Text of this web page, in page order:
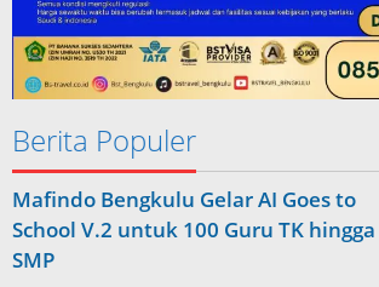
Berita Populer
Mafindo Bengkulu Gelar AI Goes to
School V.2 untuk 100 Guru TK hingga
SMP